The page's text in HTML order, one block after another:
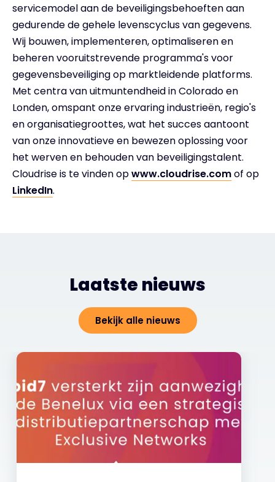
servicemodel aan de beveiligingsbehoeften aan
gedurende de gehele levenscyclus van gegevens.
Wij bouwen, implementeren, optimaliseren en
beheren vooruitstrevende programma's voor
gegevensbeveiliging op marktleidende platforms.
Met centra van uitmuntendheid in Colorado en
Londen, omspant onze ervaring industrieën, regio's
en organisatiegroottes, wat het succes aantoont
van onze innovatieve en bewezen oplossing voor
het werven en behouden van beveiligingstalent.
Cloudrise is te vinden opwww.cloudrise.comof op
LinkedIn.
Laatste nieuws
Bekijk alle nieuws